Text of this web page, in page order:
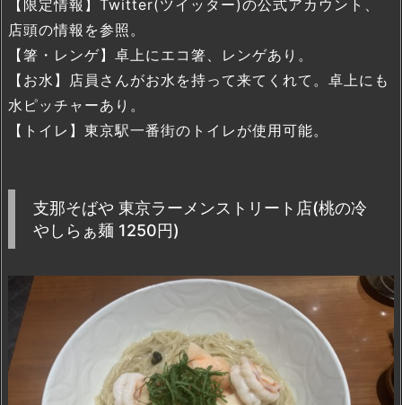
【限定情報】Twitter(ツイッター)の公式アカウント、
店頭の情報を参照。
【箸・レンゲ】卓上にエコ箸、レンゲあり。
【お水】店員さんがお水を持って来てくれて。卓上にも
水ピッチャーあり。
【トイレ】東京駅一番街のトイレが使用可能。
支那そばや 東京ラーメンストリート店(桃の冷
やしらぁ麺 1250円)